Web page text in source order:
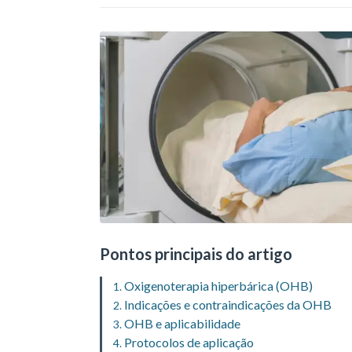
Pontos principais do artigo
Oxigenoterapia hiperbárica (OHB)
Indicações e contraindicações da OHB
OHB e aplicabilidade
Protocolos de aplicação